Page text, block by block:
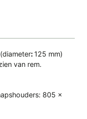
: 125 mm)
van rem.
805 x